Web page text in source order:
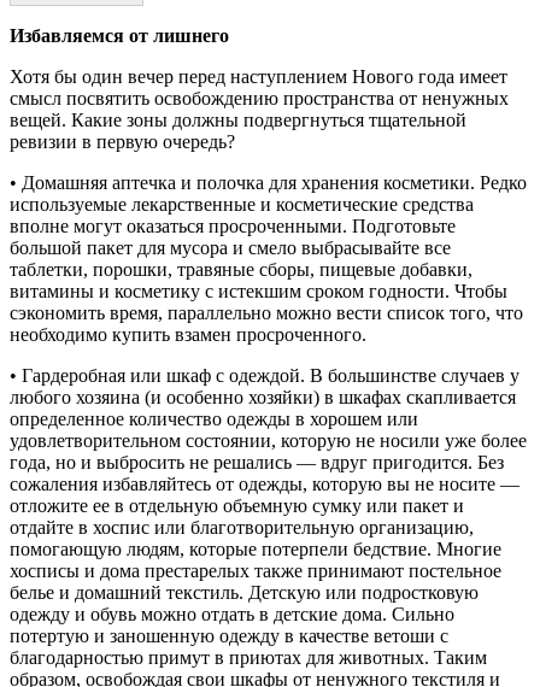
Избавляемся от лишнего
Хотя бы один вечер перед наступлением Нового года имеет
смысл посвятить освобождению пространства от ненужных
вещей. Какие зоны должны подвергнуться тщательной
ревизии в первую очередь?
• Домашняя аптечка и полочка для хранения косметики. Редко
используемые лекарственные и косметические средства
вполне могут оказаться просроченными. Подготовьте
большой пакет для мусора и смело выбрасывайте все
таблетки, порошки, травяные сборы, пищевые добавки,
витамины и косметику с истекшим сроком годности. Чтобы
сэкономить время, параллельно можно вести список того, что
необходимо купить взамен просроченного.
• Гардеробная или шкаф с одеждой. В большинстве случаев у
любого хозяина (и особенно хозяйки) в шкафах скапливается
определенное количество одежды в хорошем или
удовлетворительном состоянии, которую не носили уже более
года, но и выбросить не решались — вдруг пригодится. Без
сожаления избавляйтесь от одежды, которую вы не носите —
отложите ее в отдельную объемную сумку или пакет и
отдайте в хоспис или благотворительную организацию,
помогающую людям, которые потерпели бедствие. Многие
хосписы и дома престарелых также принимают постельное
белье и домашний текстиль. Детскую или подростковую
одежду и обувь можно отдать в детские дома. Сильно
потертую и заношенную одежду в качестве ветоши с
благодарностью примут в приютах для животных. Таким
образом, освобождая свои шкафы от ненужного текстиля и